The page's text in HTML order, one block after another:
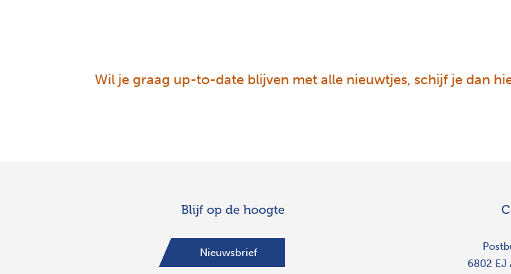
Wil je graag up-to-date blijven met alle nieuwtjes, schijf je dan
Blijf op de hoogte
Nieuwsbrief
6802 EJ